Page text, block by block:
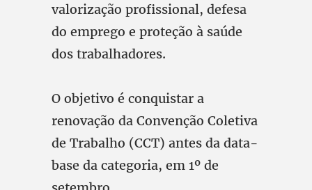
valorização profissional, defesa
do emprego e proteção à saúde
dos trabalhadores.
O objetivo é conquistar a
renovação da Convenção Coletiva
de Trabalho (CCT) antes da data-
base da categoria, em 1º de